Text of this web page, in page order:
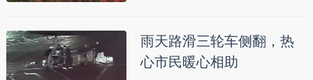
雨天路滑三轮车侧翻，热
心市民暖心相助